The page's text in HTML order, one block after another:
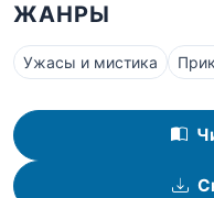
ЖАНРЫ
Ужасы и мистика